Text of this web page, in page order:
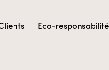
Eco-responsabilité